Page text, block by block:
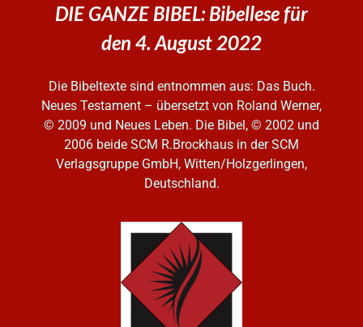
DIE GANZE BIBEL: Bibellese für
den 4. August 2022
Die Bibeltexte sind entnommen aus: Das Buch.
Neues Testament – übersetzt von Roland Werner,
© 2009 und Neues Leben. Die Bibel, © 2002 und
2006 beide SCM R.Brockhaus in der SCM
Verlagsgruppe GmbH, Witten/Holzgerlingen,
Deutschland.